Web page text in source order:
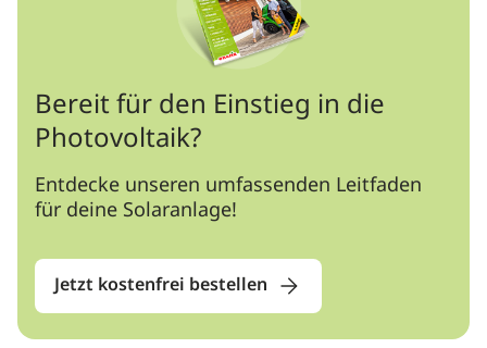
Bereit für den Einstieg in die
Photovoltaik?
Entdecke unseren umfassenden Leitfaden
für deine Solaranlage!
Jetzt kostenfrei bestellen